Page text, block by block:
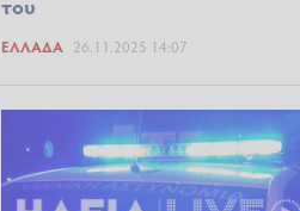
του
ΕΛΛΆΔΑ 26.11.2025 14:07